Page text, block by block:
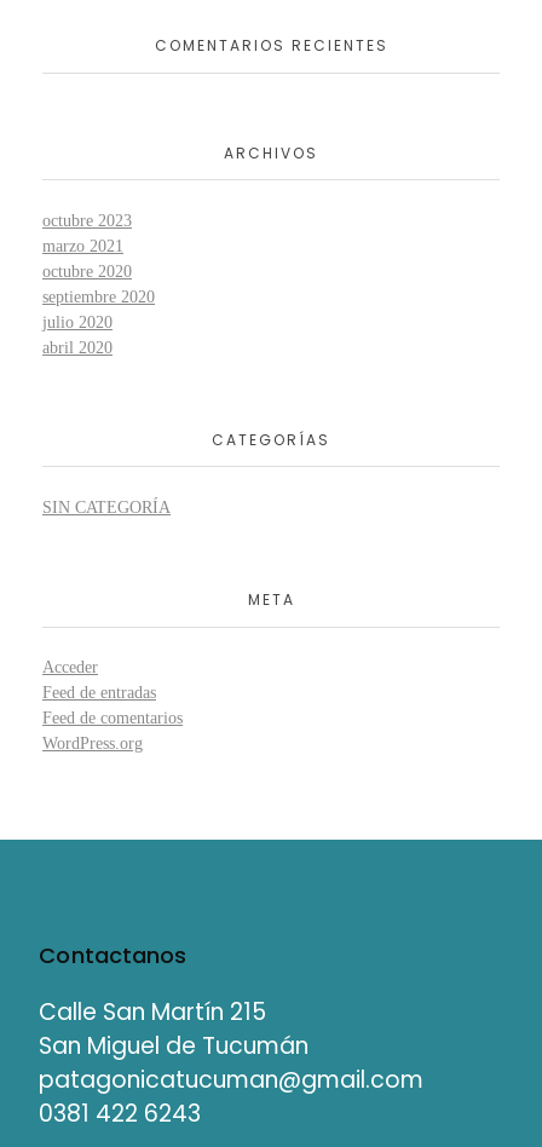
COMENTARIOS RECIENTES
ARCHIVOS
octubre 2023
marzo 2021
octubre 2020
septiembre 2020
julio 2020
abril 2020
CATEGORÍAS
SIN CATEGORÍA
META
Acceder
Feed de entradas
Feed de comentarios
WordPress.org
Contactanos
Calle San Martín 215
San Miguel de Tucumán
patagonicatucuman@gmail.com
0381 422 6243